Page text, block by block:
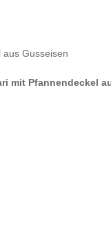
Gusseisen
mit Pfannendeckel